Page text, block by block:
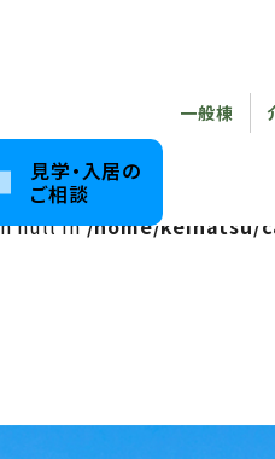
見学・入居の
ご相談
一般棟
careheights.jp/
null in /home/
careheights.jp/
null in/home/keihatsu/